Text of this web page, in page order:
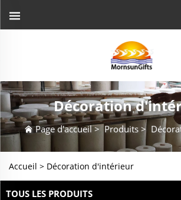
Décoration
Page d'accueil> Produits >
Accueil > Décoration d'intérieur
TOUS LES PRODUITS